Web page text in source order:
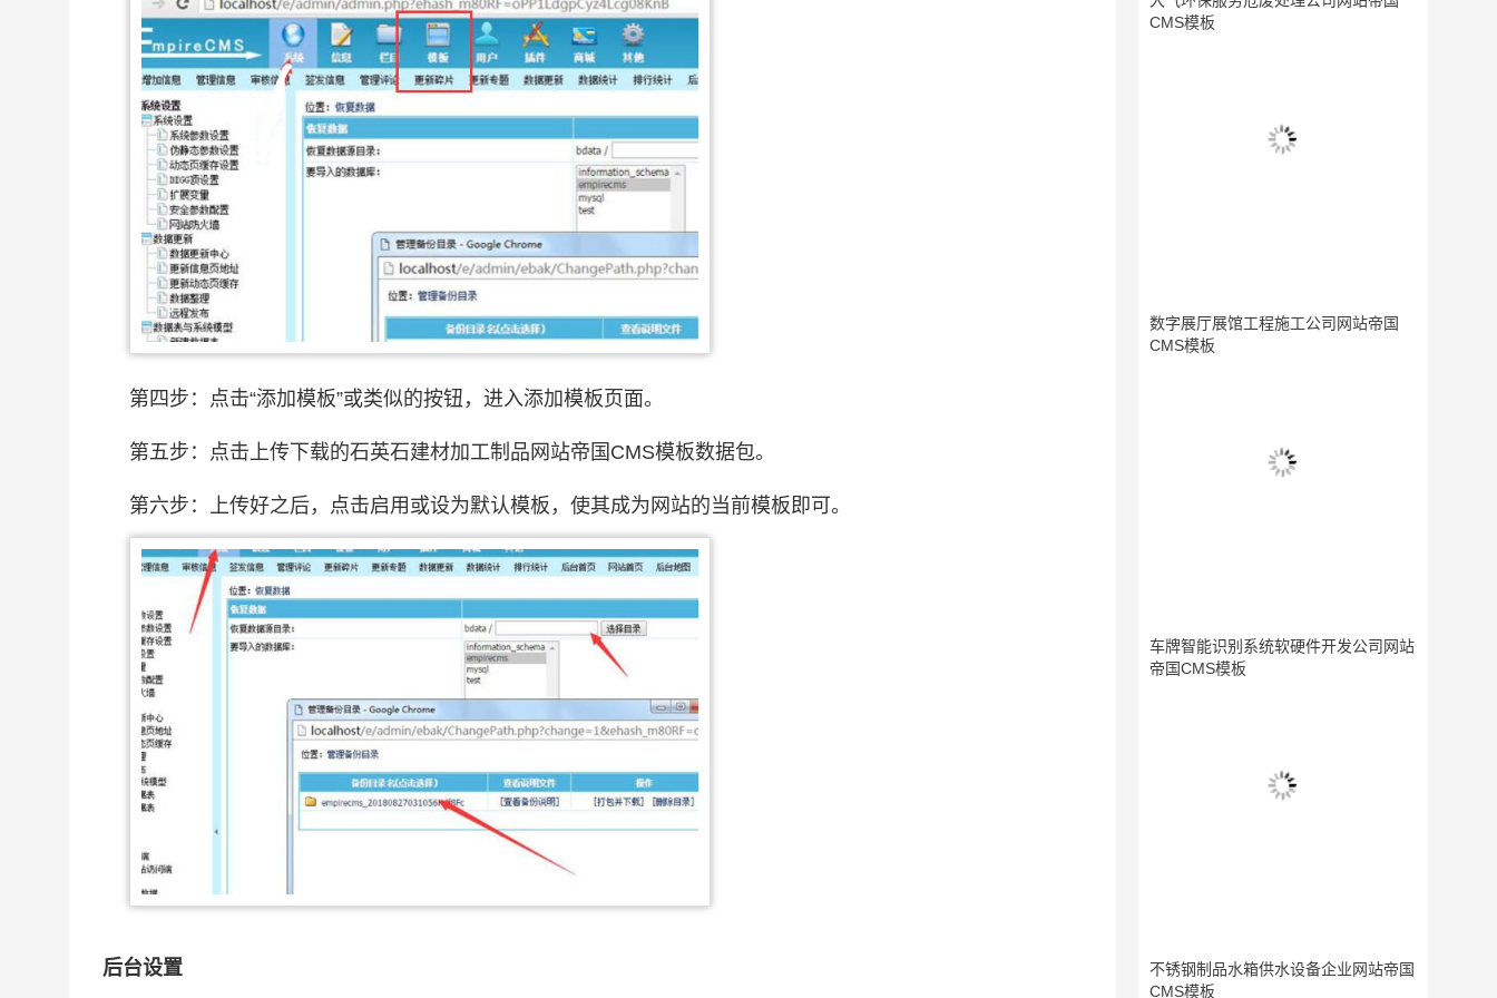
第四步：点击“添加模板”或类似的按钮，进入添加模板页面。
第五步：点击上传下载的石英石建材加工制品网站帝国CMS模板数据包。
第六步：上传好之后，点击启用或设为默认模板，使其成为网站的当前模板即可。
后台设置
CMS模板
数字展厅展馆工程施工公司网站帝国
CMS模板
车牌智能识别系统软硬件开发公司网站
帝国CMS模板
不锈钢制品水箱供水设备企业网站帝国
CMS模板